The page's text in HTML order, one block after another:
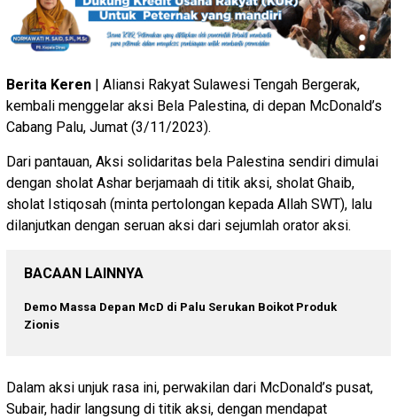
Berita Keren | Aliansi Rakyat Sulawesi Tengah Bergerak,
kembali menggelar aksi Bela Palestina, di depan McDonald’s
Cabang Palu, Jumat (3/11/2023).
Dari pantauan, Aksi solidaritas bela Palestina sendiri dimulai
dengan sholat Ashar berjamaah di titik aksi, sholat Ghaib,
sholat Istiqosah (minta pertolongan kepada Allah SWT), lalu
dilanjutkan dengan seruan aksi dari sejumlah orator aksi.
BACAAN LAINNYA
Demo Massa Depan McD di Palu Serukan Boikot Produk
Zionis
Dalam aksi unjuk rasa ini, perwakilan dari McDonald’s pusat,
Subair, hadir langsung di titik aksi, dengan mendapat